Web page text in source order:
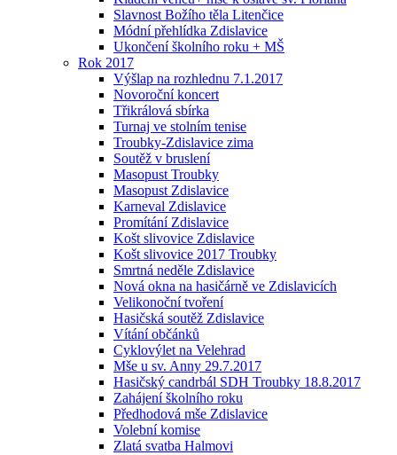
Slavnost Božího těla Litenčice
Módní přehlídka Zdislavice
Ukončení školního roku + MŠ
Rok 2017
Výšlap na rozhlednu 7.1.2017
Novoroční koncert
Třikrálová sbírka
Turnaj ve stolním tenise
Troubky-Zdislavice zima
Soutěž v bruslení
Masopust Troubky
Masopust Zdislavice
Karneval Zdislavice
Promítání Zdislavice
Košt slivovice Zdislavice
Košt slivovice 2017 Troubky
Smrtná neděle Zdislavice
Nová okna na hasičárně ve Zdislavicích
Velikonoční tvoření
Hasičská soutěž Zdislavice
Vítání občánků
Cyklovýlet na Velehrad
Mše u sv. Anny 29.7.2017
Hasičský candrbál SDH Troubky 18.8.2017
Zahájení školního roku
Předhodová mše Zdislavice
Volební komise
Zlatá svatba Halmovi